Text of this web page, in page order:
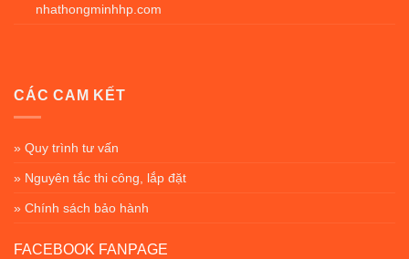
nhathongminhhp.com
CÁC CAM KẾT
» Quy trình tư vấn
» Nguyên tắc thi công, lắp đặt
» Chính sách bảo hành
FACEBOOK FANPAGE